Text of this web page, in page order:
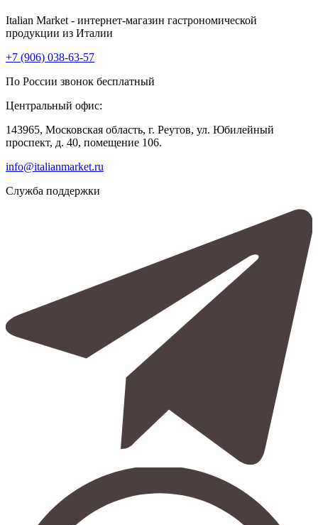
Italian Market - интернет-магазин гастрономической
продукции из Италии
+7 (906) 038-63-57
По России звонок бесплатный
Центральный офис:
143965, Московская область, г. Реутов, ул. Юбилейный
проспект, д. 40, помещение 106.
info@italianmarket.ru
Служба поддержки